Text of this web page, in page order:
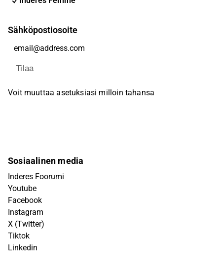
Sähköpostiosoite
Tilaa
Voit muuttaa asetuksiasi milloin tahansa
Sosiaalinen media
Inderes Foorumi
Youtube
Facebook
Instagram
X (Twitter)
Tiktok
Linkedin